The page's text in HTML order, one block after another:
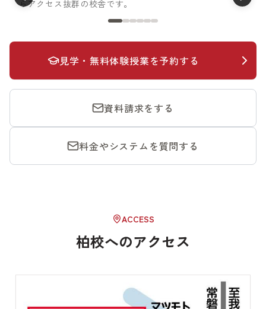
らアクセス抜群の校舎です。
見学・無料体験授業を予約する
資料請求をする
料金やシステムを質問する
ACCESS
柏校へのアクセス